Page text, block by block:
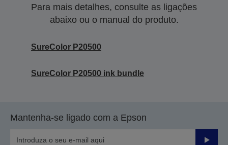
Para mais detalhes, consulte as ligações
abaixo ou o manual do produto.
SureColor P20500
SureColor P20500 ink bundle
Mantenha-se ligado com a Epson